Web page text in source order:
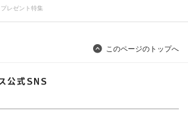
プレゼント特集
このページのトップへ